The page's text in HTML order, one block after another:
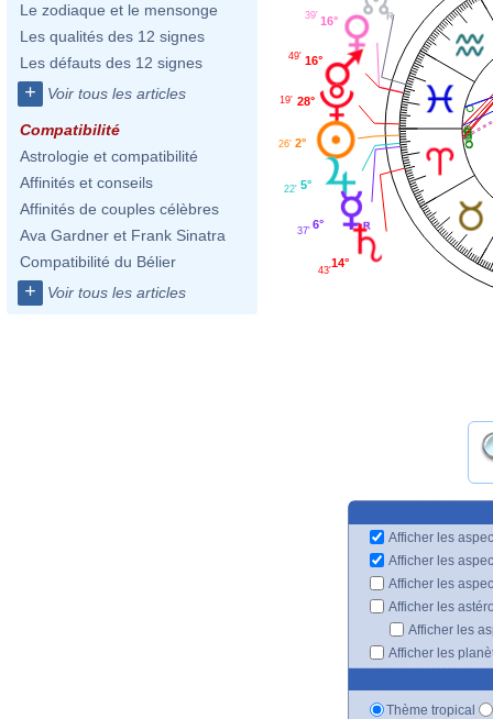
Le zodiaque et le mensonge
Les qualités des 12 signes
Les défauts des 12 signes
+ Voir tous les articles
Compatibilité
Astrologie et compatibilité
Affinités et conseils
Affinités de couples célèbres
Ava Gardner et Frank Sinatra
Compatibilité du Bélier
+ Voir tous les articles
16°
39'
16°
49'
28°
19'
2°
26'
5°
22'
6°
37'
14°
43'
Afficher les
Afficher les
Afficher les
Afficher les
Afficher les
Afficher les
Thème tropical